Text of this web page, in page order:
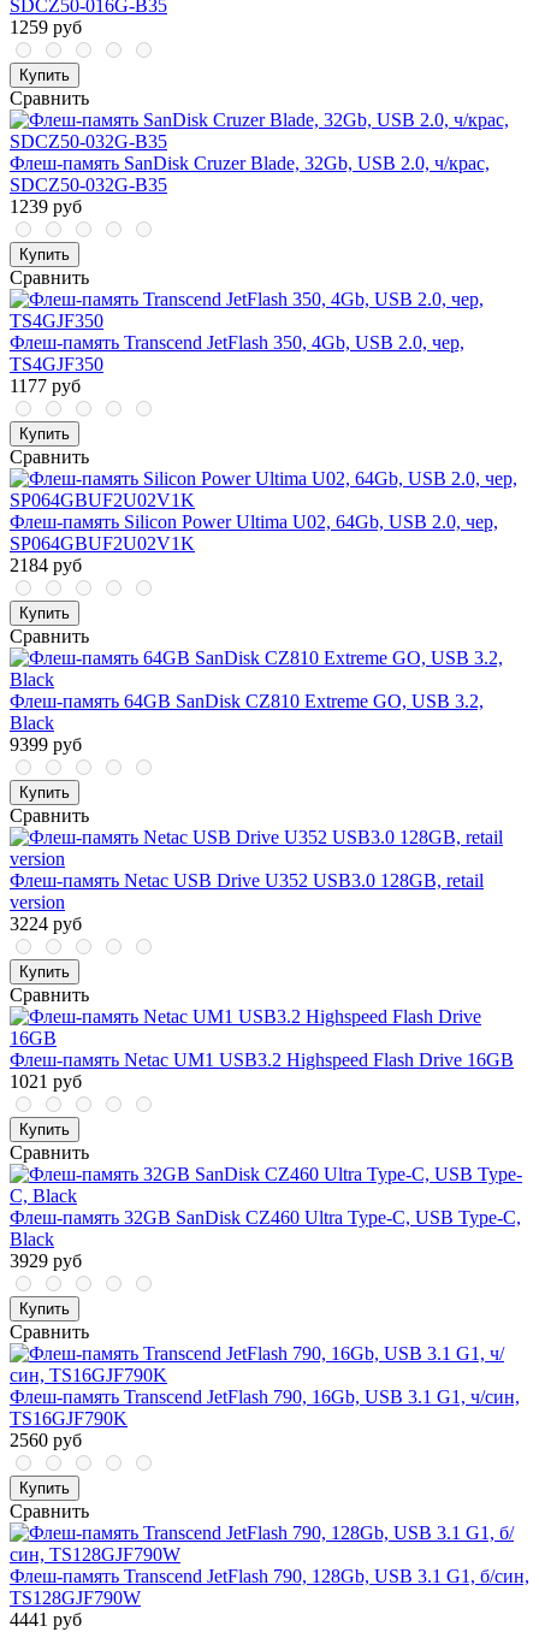
SDCZ50-016G-B35
1259 руб
Купить
Сравнить
Флеш-память SanDisk Cruzer Blade, 32Gb, USB 2.0, ч/крас,
SDCZ50-032G-B35
1239 руб
Купить
Сравнить
Флеш-память Transcend JetFlash 350, 4Gb, USB 2.0, чер,
TS4GJF350
1177 руб
Купить
Сравнить
Флеш-память Silicon Power Ultima U02, 64Gb, USB 2.0, чер,
SP064GBUF2U02V1K
2184 руб
Купить
Сравнить
Флеш-память 64GB SanDisk CZ810 Extreme GO, USB 3.2,
Black
9399 руб
Купить
Сравнить
Флеш-память Netac USB Drive U352 USB3.0 128GB, retail
version
3224 руб
Купить
Сравнить
Флеш-память Netac UM1 USB3.2 Highspeed Flash Drive 16GB
1021 руб
Купить
Сравнить
Флеш-память 32GB SanDisk CZ460 Ultra Type-C, USB Type-C,
Black
3929 руб
Купить
Сравнить
Флеш-память Transcend JetFlash 790, 16Gb, USB 3.1 G1, ч/син,
TS16GJF790K
2560 руб
Купить
Сравнить
Флеш-память Transcend JetFlash 790, 128Gb, USB 3.1 G1, б/син,
TS128GJF790W
4441 руб